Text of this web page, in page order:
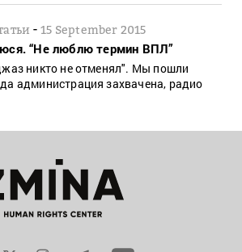
-15 September 2015
“Не люблю термин ВПЛ”
никто не отменял". Мы пошли
администрация захвачена, радио